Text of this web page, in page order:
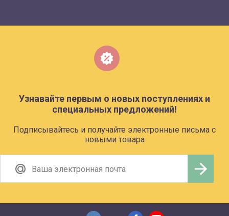
Узнавайте первым о новых поступлениях и
специальных предложений!
Подписывайтесь и получайте электронные письма с
новыми товара